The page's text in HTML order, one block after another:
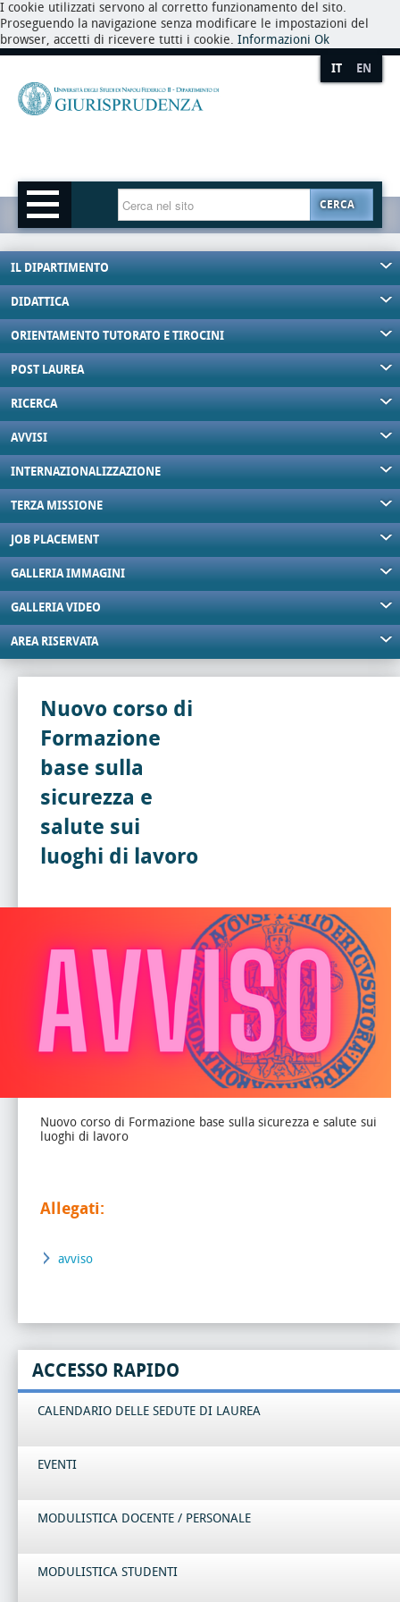
I cookie utilizzati servono al corretto funzionamento del sito.
Proseguendo la navigazione senza modificare le impostazioni del
browser, accetti di ricevere tutti i cookie. Informazioni Ok
IT EN
CERCA
IL DIPARTIMENTO
DIDATTICA
ORIENTAMENTO TUTORATO E TIROCINI
POST LAUREA
RICERCA
AVVISI
INTERNAZIONALIZZAZIONE
TERZA MISSIONE
JOB PLACEMENT
GALLERIA IMMAGINI
GALLERIA VIDEO
AREA RISERVATA
Nuovo corso di
Formazione
base sulla
sicurezza e
salute sui
luoghi di lavoro
Nuovo corso di Formazione base sulla sicurezza e salute sui
luoghi di lavoro
Allegati:
avviso
ACCESSO RAPIDO
CALENDARIO DELLE SEDUTE DI LAUREA
EVENTI
MODULISTICA DOCENTE / PERSONALE
MODULISTICA STUDENTI